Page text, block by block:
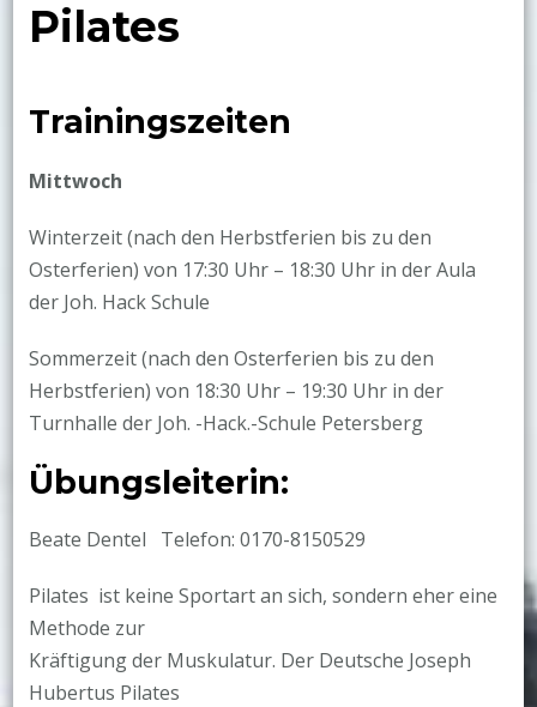
Pilates
Trainingszeiten
Mittwoch
Winterzeit (nach den Herbstferien bis zu den
Osterferien) von 17:30 Uhr – 18:30 Uhr in der Aula
der Joh. Hack Schule
Sommerzeit (nach den Osterferien bis zu den
Herbstferien) von 18:30 Uhr – 19:30 Uhr in der
Turnhalle der Joh. -Hack.-Schule Petersberg
Übungsleiterin:
Beate Dentel Telefon: 0170-8150529
Pilates ist keine Sportart an sich, sondern eher eine
Methode zur
Kräftigung der Muskulatur. Der Deutsche Joseph
Hubertus Pilates